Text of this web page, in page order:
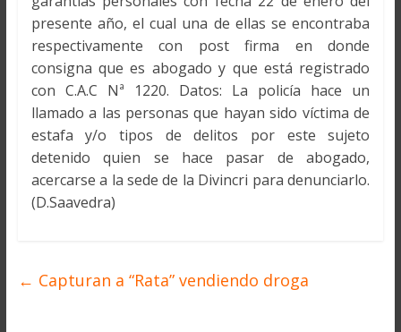
presente año, el cual una de ellas se encontraba
respectivamente con post firma en donde
consigna que es abogado y que está registrado
con C.A.C Nª 1220. Datos: La policía hace un
llamado a las personas que hayan sido víctima de
estafa y/o tipos de delitos por este sujeto
detenido quien se hace pasar de abogado,
acercarse a la sede de la Divincri para denunciarlo.
(D.Saavedra)
← Capturan a “Rata” vendiendo droga